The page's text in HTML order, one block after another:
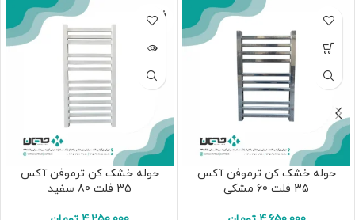
حوله خشک کن ترموفن آکس
35 فلت 60 مشکی
فروخته
شده
حوله خشک کن ترموفن آکس
35 فلت 80 سفید